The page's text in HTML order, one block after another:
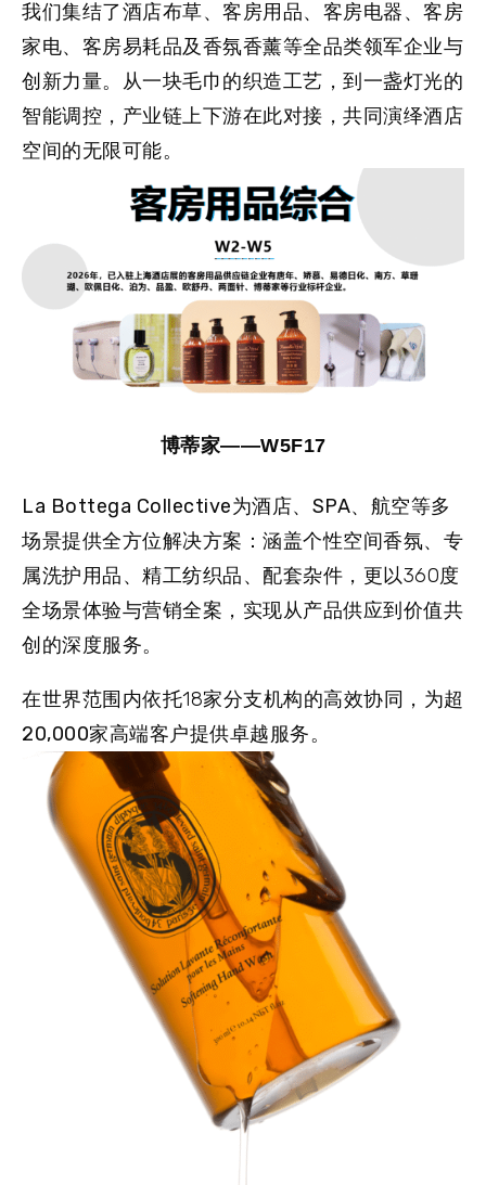
我们集结了酒店布草、客房用品、客房电器、客房
家电、客房易耗品及香氛香薰等全品类领军企业与
创新力量。 从一块毛巾的织造工艺，到一盏灯光的
智能调控，产业链上下游在此对接，共同演绎酒店
空间的无限可能。
博蒂家——W5F17
La Bottega Collective为酒店、SPA、航空等多
场景提供全方位解决方案：涵盖个性空间香氛、专
属洗护用品、精工纺织品、配套杂件 ，更以360度
全场景体验与营销全案，实现从产品供应到价值共
创的深度服务。
在世界范围内依托18家分支机构的高效协同， 为超
20,000家高端客户提供卓越服务。